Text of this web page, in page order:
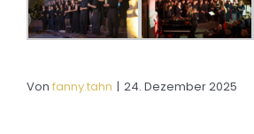
Von fanny.tahn | 24. Dezember 2025